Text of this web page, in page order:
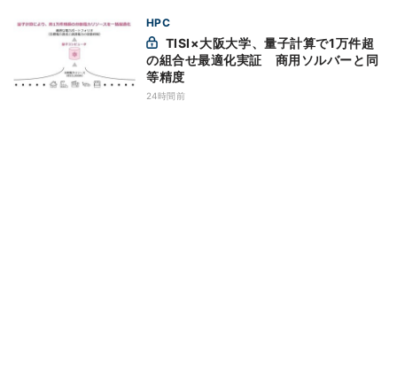
HPC
の組合せ最適化実証 商用ソルバーと同
等精度
24時間前